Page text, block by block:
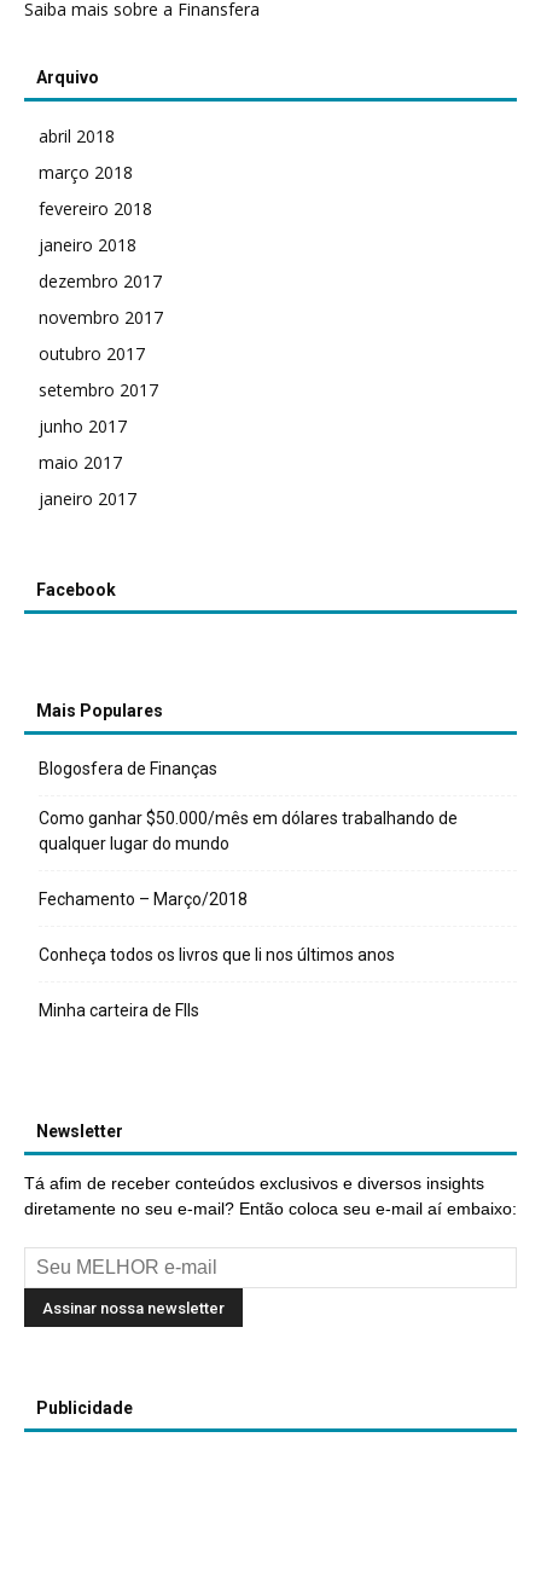
Saiba mais sobre a Finansfera
Arquivo
abril 2018
março 2018
fevereiro 2018
janeiro 2018
dezembro 2017
novembro 2017
outubro 2017
setembro 2017
junho 2017
maio 2017
janeiro 2017
Facebook
Mais Populares
Blogosfera de Finanças
Como ganhar $50.000/mês em dólares trabalhando de
qualquer lugar do mundo
Fechamento – Março/2018
Conheça todos os livros que li nos últimos anos
Minha carteira de FIIs
Newsletter
Tá afim de receber conteúdos exclusivos e diversos insights
diretamente no seu e-mail? Então coloca seu e-mail aí embaixo:
Publicidade